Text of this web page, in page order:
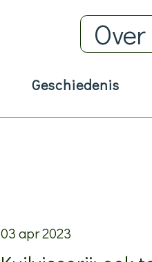
Geschiedenis
03 apr 2023